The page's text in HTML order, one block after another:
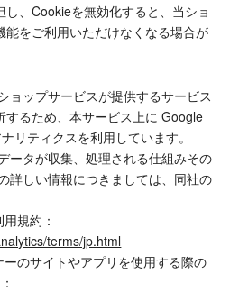
、Cookieを無効化すると、当ショ
能をご利用いただけなくなる場合が
ョップサービスが提供するサービス
するため、本サービス上に Google
リティクスを利用しています。
ータが収集、処理される仕組みその
詳しい情報につきましては、同社の
規約：
terms/jp.html
のサイトやアプリを使用する際の